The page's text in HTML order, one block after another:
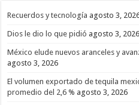
Recuerdos y tecnología agosto 3,
Dios le dio lo que pidió agosto 3, 2026
México elude nuevos aranceles y
agosto 3, 2026
El volumen exportado de tequila
promedio del 2,6 % agosto 3, 2026